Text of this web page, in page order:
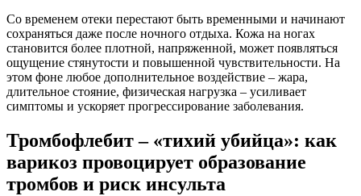
Со временем отеки перестают быть временными и начинают
сохраняться даже после ночного отдыха. Кожа на ногах
становится более плотной, напряженной, может появляться
ощущение стянутости и повышенной чувствительности. На
этом фоне любое дополнительное воздействие – жара,
длительное стояние, физическая нагрузка – усиливает
симптомы и ускоряет прогрессирование заболевания.
Тромбофлебит – «тихий убийца»: как
варикоз провоцирует образование
тромбов и риск инсульта